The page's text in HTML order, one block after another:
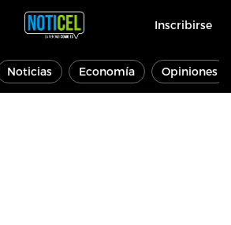
Inscribirse
Noticias Economía Opiniones